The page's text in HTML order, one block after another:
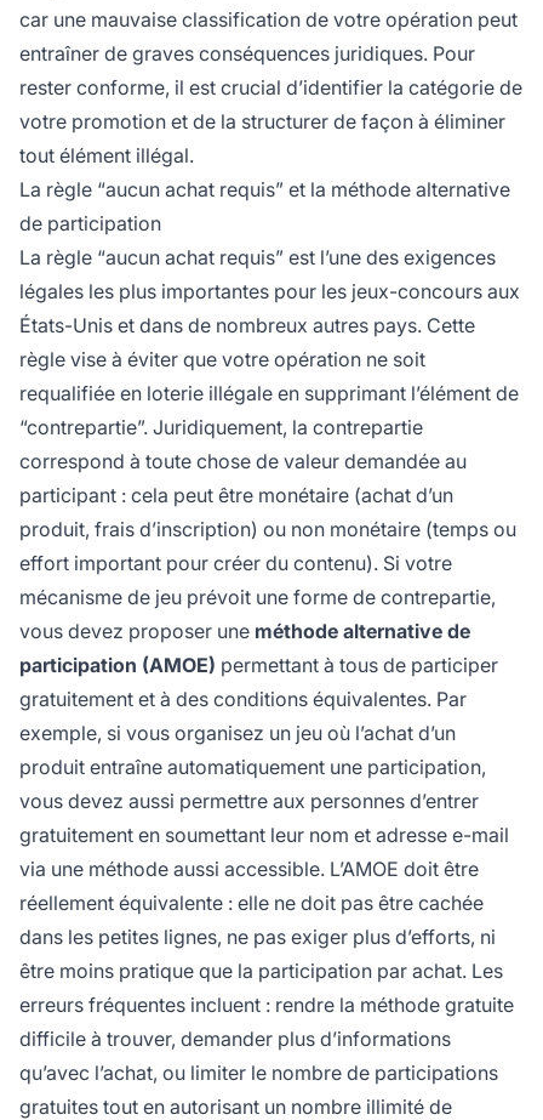
car une mauvaise classification de votre opération peut
entraîner de graves conséquences juridiques. Pour
rester conforme, il est crucial d’identifier la catégorie de
votre promotion et de la structurer de façon à éliminer
tout élément illégal.
La règle “aucun achat requis” et la méthode alternative
de participation
La règle “aucun achat requis” est l’une des exigences
légales les plus importantes pour les jeux-concours aux
États-Unis et dans de nombreux autres pays. Cette
règle vise à éviter que votre opération ne soit
requalifiée en loterie illégale en supprimant l’élément de
“contrepartie”. Juridiquement, la contrepartie
correspond à toute chose de valeur demandée au
participant : cela peut être monétaire (achat d’un
produit, frais d’inscription) ou non monétaire (temps ou
effort important pour créer du contenu). Si votre
mécanisme de jeu prévoit une forme de contrepartie,
vous devez proposer une méthode alternative de
participation (AMOE) permettant à tous de participer
gratuitement et à des conditions équivalentes. Par
exemple, si vous organisez un jeu où l’achat d’un
produit entraîne automatiquement une participation,
vous devez aussi permettre aux personnes d’entrer
gratuitement en soumettant leur nom et adresse e-mail
via une méthode aussi accessible. L’AMOE doit être
réellement équivalente : elle ne doit pas être cachée
dans les petites lignes, ne pas exiger plus d’efforts, ni
être moins pratique que la participation par achat. Les
erreurs fréquentes incluent : rendre la méthode gratuite
difficile à trouver, demander plus d’informations
qu’avec l’achat, ou limiter le nombre de participations
gratuites tout en autorisant un nombre illimité de